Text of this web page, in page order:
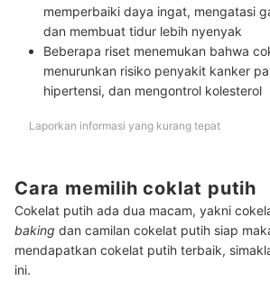
memperbaiki daya ingat, mengatasi
dan membuat tidur lebih nyenyak
Beberapa riset menemukan bahwa
menurunkan risiko penyakit kanker
hipertensi, dan mengontrol kolesterol
Laporkan informasi yang kurang tepat
Cara memilih coklat putih
Cokelat putih ada dua macam, yakni
baking dan camilan cokelat putih siap
mendapatkan cokelat putih terbaik,
ini.